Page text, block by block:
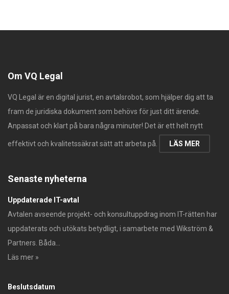
Om VQ Legal
VQ Legal är en digital jurist, en avtalsrobot, som hjälper dig att ta
fram de juridiska dokument som behövs för just ditt ärende.
Anpassat och klart på bara några minuter! Det är ett helt nytt
effektivt och kvalitetssäkrat sätt att arbeta på. LÄS MER
Senaste nyheterna
Uppdaterade IT-avtal
Avtalen avseende projekt- och konsultuppdrag inom IT-rätten har
uppdaterats och utökats betydligt, i samarbete med Wikström &
Partners. Båda...
Läs mer »
Beslutsdatum